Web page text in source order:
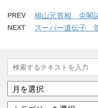
PREV 鳩山元首相 尖閣
NEXT スーパー遺伝子
ア
ー